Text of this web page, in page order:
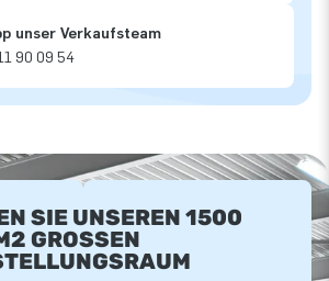
unser Verkaufsteam
90 09 54
SIE UNSEREN 1500
GROSSEN A